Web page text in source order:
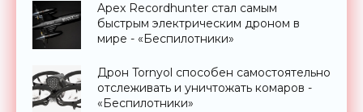
Apex Recordhunter стал самым
быстрым электрическим дроном в
мире - «Беспилотники»
Дрон Tornyol способен самостоятельно
отслеживать и уничтожать комаров -
«Беспилотники»